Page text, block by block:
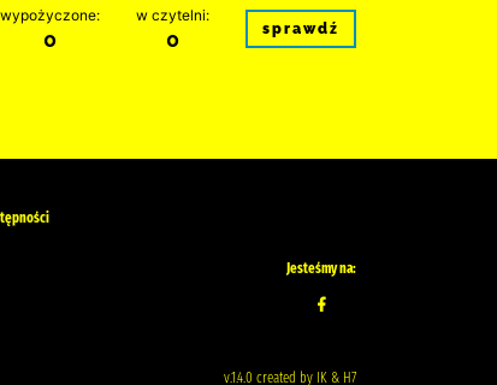
wypożyczone:
0
w czytelni:
0 sprawdź
Jesteśmy na:
v.1.4.0 created by IK & H7